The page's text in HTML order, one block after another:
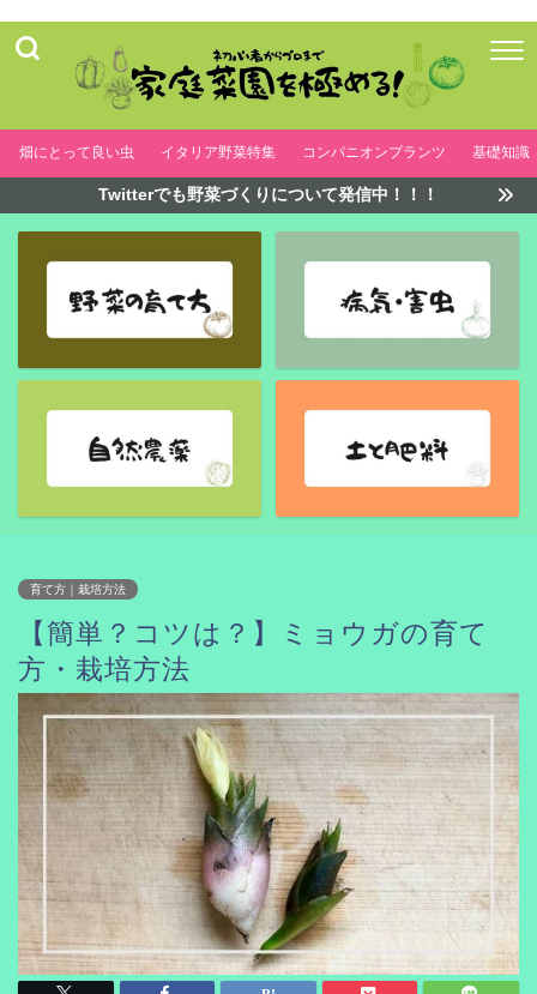
畑にとって良い虫 イタリア野菜特集 コンパニオンプランツ 基礎知識
Twitterでも野菜づくりについて発信中！！！
育て方｜栽培方法
【簡単？コツは？】ミョウガの育て
方・栽培方法